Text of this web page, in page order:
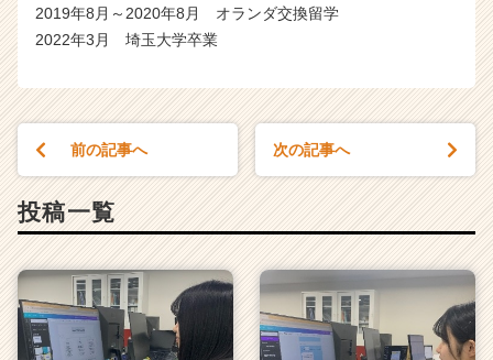
2019年8月～2020年8月 オランダ交換留学
2022年3月 埼玉大学卒業
前の記事へ 次の記事へ
投稿一覧